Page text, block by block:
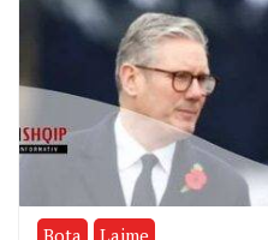
Bota Lajme